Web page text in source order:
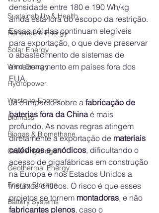
Sustainability & Health
Renewable Energy
Solar Energy
Wind Energy
Hydropower
Waste-to-Energy
Biomass
Biogas & Biomethane
Green Hydrogen
Geothermal Energy
Energy Storage
Battery Systems
densidade entre 180 e 190 Wh/kg
ainda está fora do escopo da restrição.
Essas células continuam elegíveis
para exportação, o que deve preservar
o abastecimento de sistemas de
armazenamento em países fora dos
EUA.
Já o impacto sobre a fabricação de
baterias fora da China é mais
profundo. As novas regras atingem
diretamente a exportação de materiais
catódicos e anódicos, dificultando o
acesso de gigafábricas em construção
na Europa e nos Estados Unidos a
insumos críticos. O risco é que esses
projetos se tornem montadoras, e não
fabricantes plenos, caso o